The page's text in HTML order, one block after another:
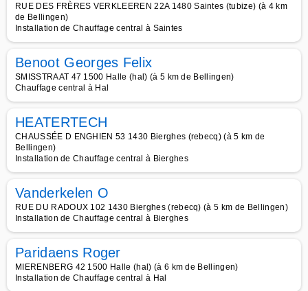
RUE DES FRÈRES VERKLEEREN 22A 1480 Saintes (tubize) (à 4 km
de Bellingen)
Installation de Chauffage central à Saintes
Benoot Georges Felix
SMISSTRAAT 47 1500 Halle (hal) (à 5 km de Bellingen)
Chauffage central à Hal
HEATERTECH
CHAUSSÉE D ENGHIEN 53 1430 Bierghes (rebecq) (à 5 km de
Bellingen)
Installation de Chauffage central à Bierghes
Vanderkelen O
RUE DU RADOUX 102 1430 Bierghes (rebecq) (à 5 km de Bellingen)
Installation de Chauffage central à Bierghes
Paridaens Roger
MIERENBERG 42 1500 Halle (hal) (à 6 km de Bellingen)
Installation de Chauffage central à Hal